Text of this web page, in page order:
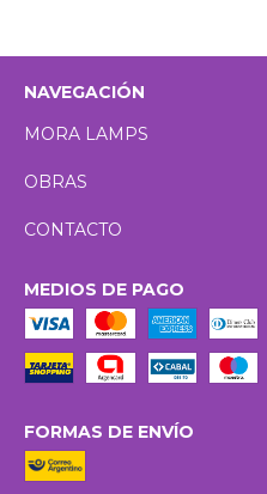
NAVEGACIÓN
MORA LAMPS
OBRAS
CONTACTO
MEDIOS DE PAGO
FORMAS DE ENVÍO